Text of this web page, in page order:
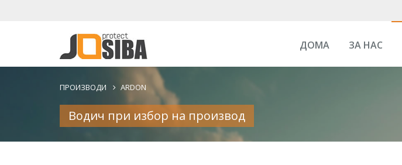
ДОМА ЗА НАС
ПРОИЗВОДИ ARDON
Водич при избор на производ